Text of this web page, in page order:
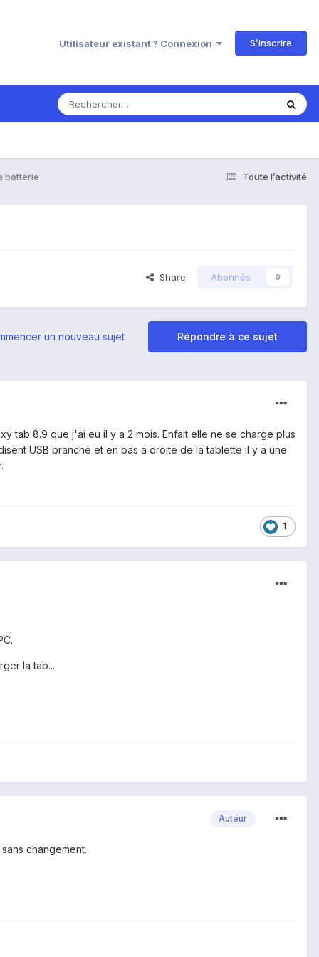
Utilisateur existant ? Connexion S’inscrire
Toute l’activité
batterie
Share Abonnés 0
Répondre à ce sujet
un nouveau sujet
tab 8.9 que j'ai eu il y a 2 mois. Enfait elle ne se charge plus
USB branché et en bas a droite de la tablette il y a une
1
la tab...
Auteur
changement.